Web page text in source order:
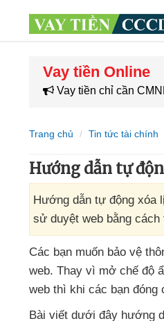
Vay tiền Online
Vay tiền chỉ cần
Trang chủ Tin tức tài chính
Hướng dẫn tự
Hướng dẫn tự động xóa
sử duyệt web bằng
Các bạn muốn bảo vệ
web. Thay vì mở chế độ
web thì khi các bạn đóng
Bài viết dưới đây hướng